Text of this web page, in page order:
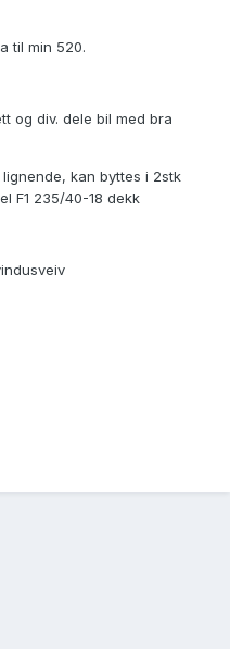
til min 520.
og div. dele bil med bra
kan byttes i 2stk
F1 235/40-18 dekk